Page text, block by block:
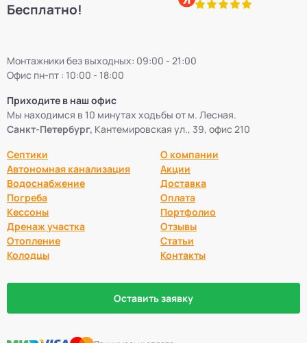
Бесплатно!
Монтажники без выходных: 09:00 - 21:00
Офис пн-пт : 10:00 - 18:00
Приходите в наш офис
Мы находимся в 10 минутах ходьбы от м. Лесная.
Санкт-Петербург, Кантемировская ул., 39, офис 210
Септики
Автономная канализация
Водоснабжение
Погреба
Кессоны
Дренаж участка
Отопление
Колодцы
О компании
Акции
Доставка
Оплата
Портфолио
Отзывы
Статьи
Контакты
Оставить заявку